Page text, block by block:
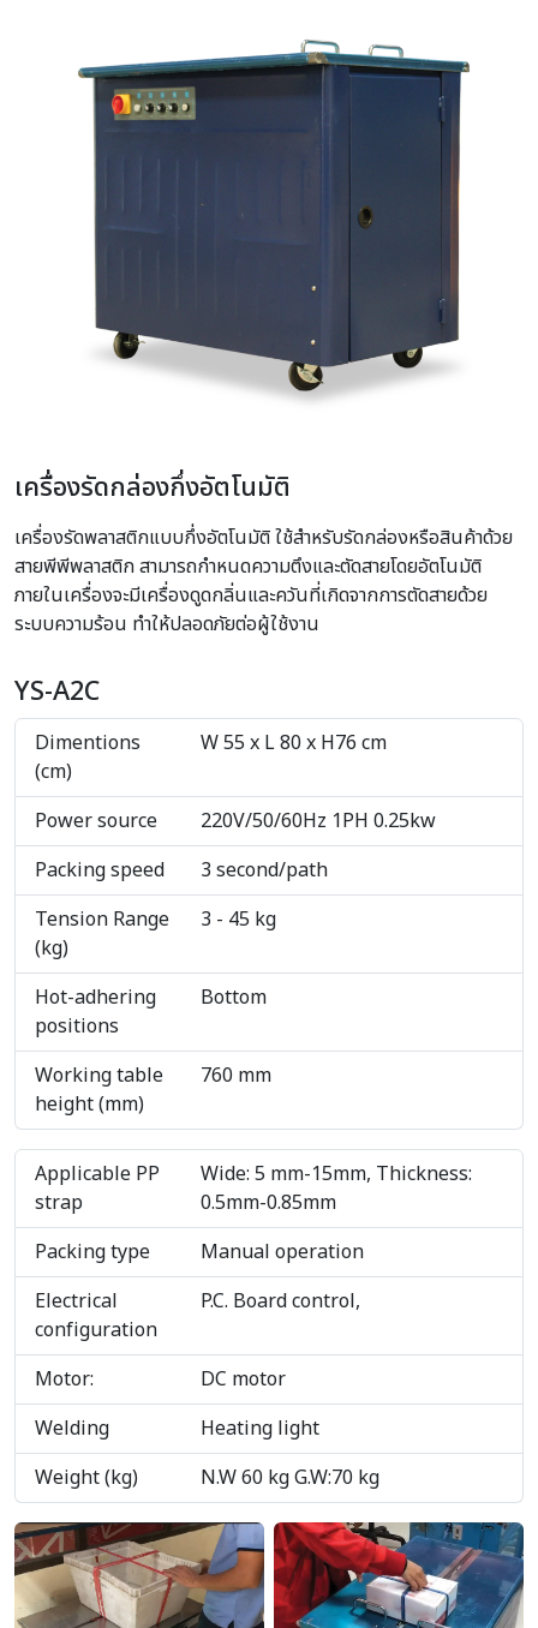
เครื่องรัดกล่องกึ่งอัตโนมัติ
เครื่องรัดพลาสติกแบบกึ่งอัตโนมัติ ใช้สำหรับรัดกล่องหรือสินค้าด้วย
สายพีพีพลาสติก สามารถกำหนดความตึงและตัดสายโดยอัตโนมัติ
ภายในเครื่องจะมีเครื่องดูดกลิ่นและควันที่เกิดจากการตัดสายด้วย
ระบบความร้อน ทำให้ปลอดภัยต่อผู้ใช้งาน
YS-A2C
Dimentions
(cm)
W 55 x L 80 x H76 cm
Power source
220V/50/60Hz 1PH 0.25kw
Packing speed
3 second/path
Tension Range
(kg)
3 - 45 kg
Hot-adhering
positions
Bottom
Working table
height (mm)
760 mm
Applicable PP
strap
Wide: 5 mm-15mm, Thickness:
0.5mm-0.85mm
Packing type
Manual operation
Electrical
configuration
P.C. Board control,
Motor:
DC motor
Welding
Heating light
Weight (kg)
N.W 60 kg G.W:70 kg